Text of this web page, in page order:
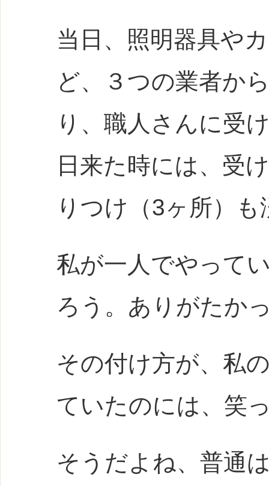
当日、照明器具や
ど、３つの業者か
り、職人さんに受
日来た時には、受
りつけ（3ヶ所）
私が一人でやって
ろう。ありがたか
その付け方が、私
ていたのには、笑
そうだよね、普通